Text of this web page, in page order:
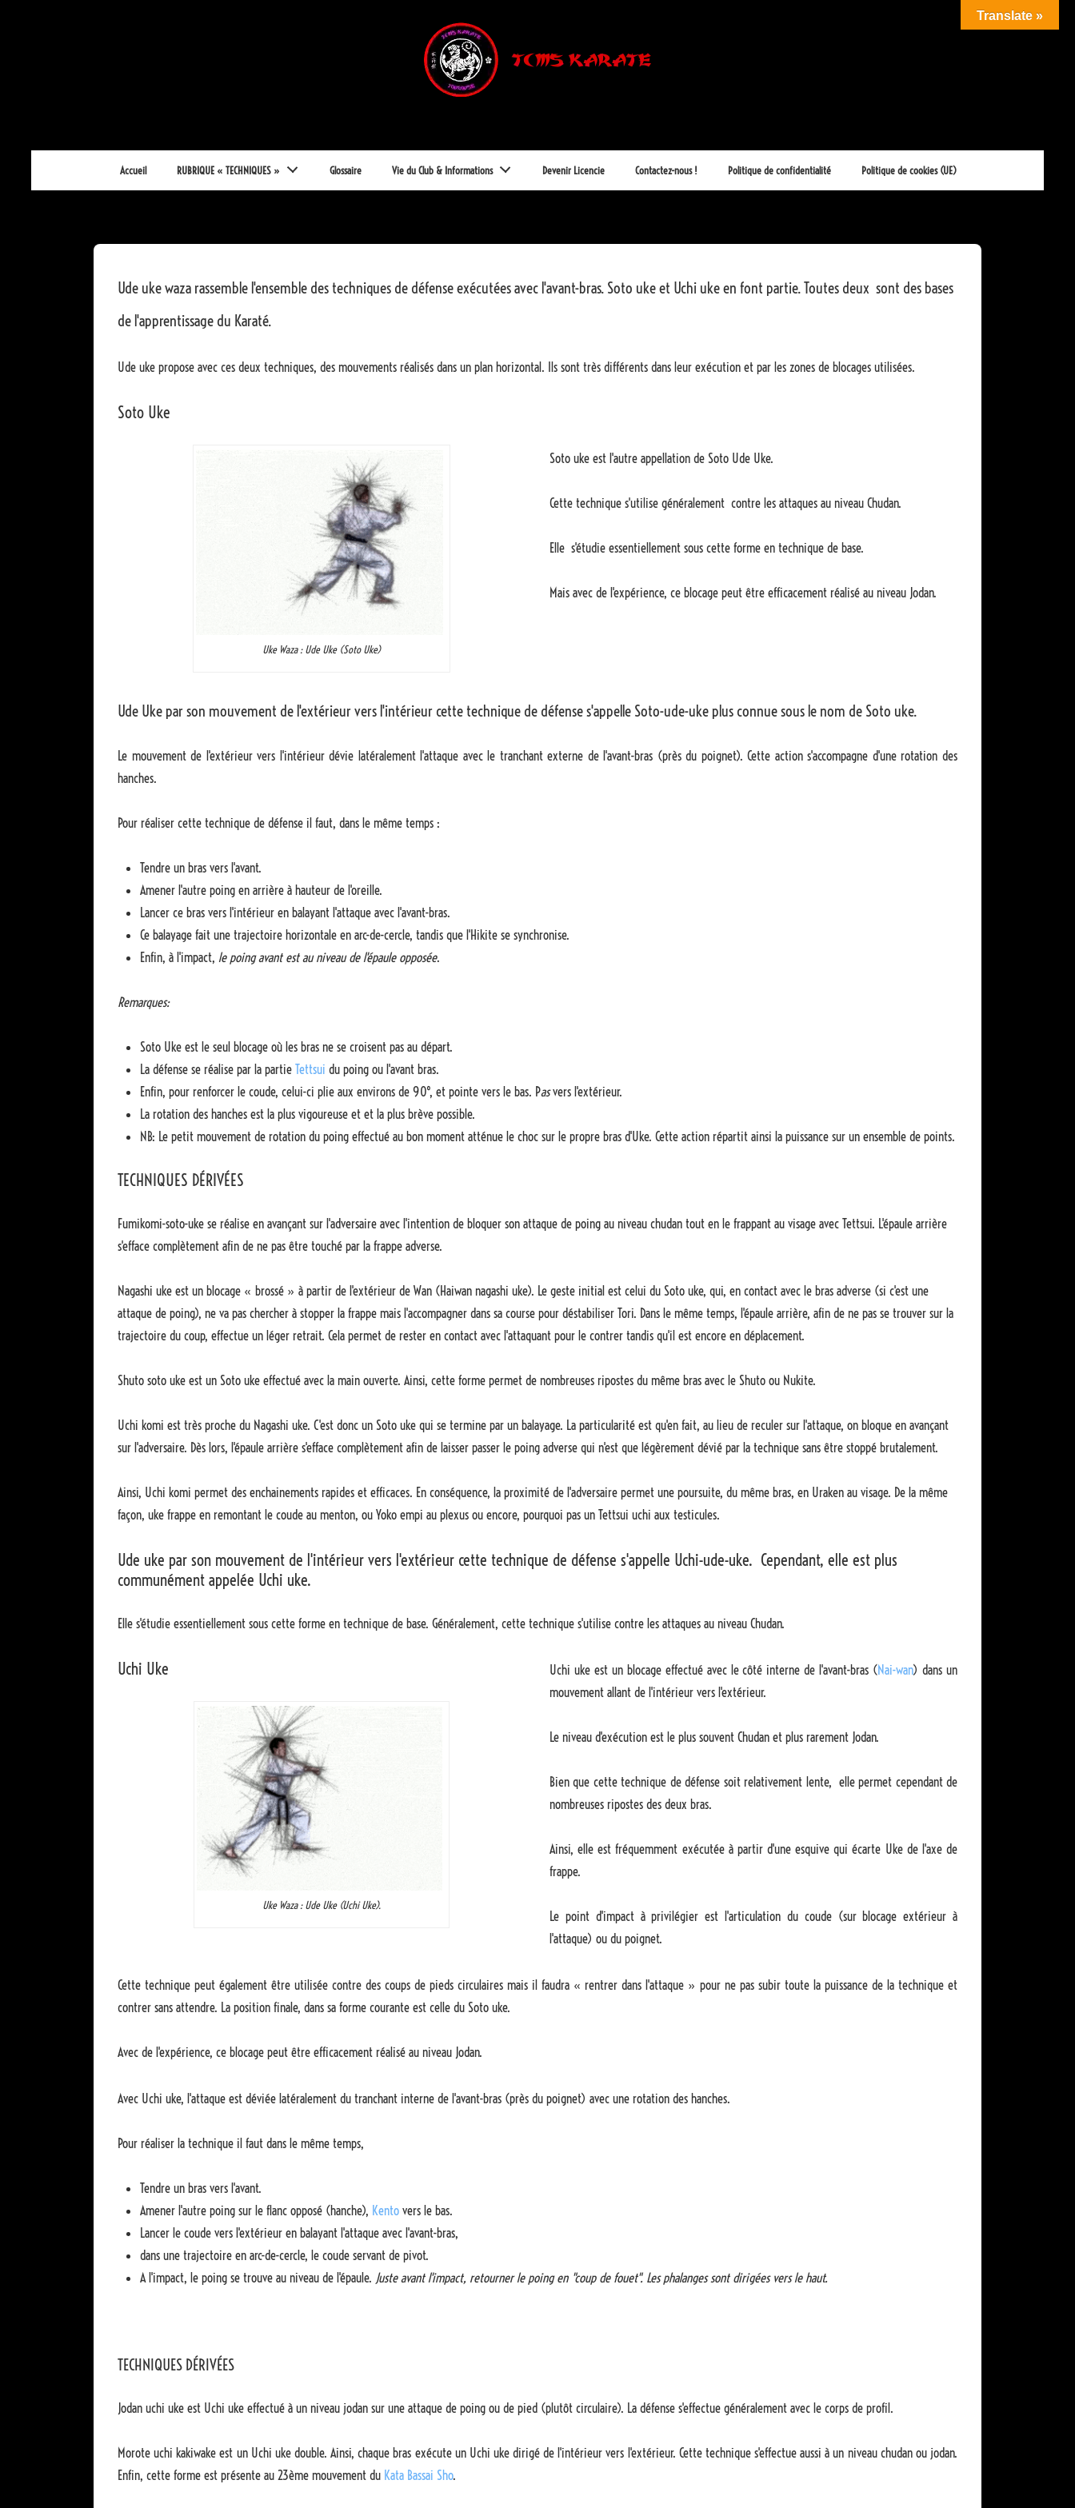
Main
Navigation
Accueil RUBRIQUE « TECHNIQUES » Glossaire Vie du Club & Informations Devenir Licencie Contactez-nous ! Politique de confidentialité Politique de cookies (UE)
Ude uke waza rassemble l'ensemble des techniques de défense exécutées avec l'avant-bras. Soto uke et Uchi uke en font partie. Toutes deux sont des bases
de l'apprentissage du Karaté.
Ude uke propose avec ces deux techniques, des mouvements réalisés dans un plan horizontal. Ils sont très différents dans leur exécution et par les zones de blocages utilisées.
Soto Uke
Uke Waza : Ude Uke (Soto Uke)
Soto uke est l'autre appellation de Soto Ude Uke.
Cette technique s'utilise généralement contre les attaques au niveau Chudan.
Elle s'étudie essentiellement sous cette forme en technique de base.
Mais avec de l'expérience, ce blocage peut être efficacement réalisé au niveau Jodan.
Ude Uke par son mouvement de l'extérieur vers l'intérieur cette technique de défense s'appelle Soto-ude-uke plus connue sous le nom de Soto uke.
Le mouvement de l'extérieur vers l'intérieur dévie latéralement l'attaque avec le tranchant externe de l'avant-bras (près du poignet). Cette action s'accompagne d'une rotation des
hanches.
Pour réaliser cette technique de défense il faut, dans le même temps :
Tendre un bras vers l'avant.
Amener l'autre poing en arrière à hauteur de l'oreille.
Lancer ce bras vers l'intérieur en balayant l'attaque avec l'avant-bras.
Ce balayage fait une trajectoire horizontale en arc-de-cercle, tandis que l'Hikite se synchronise.
Enfin, à l'impact, le poing avant est au niveau de l'épaule opposée.
Remarques:
Soto Uke est le seul blocage où les bras ne se croisent pas au départ.
La défense se réalise par la partie Tettsui du poing ou l'avant bras.
Enfin, pour renforcer le coude, celui-ci plie aux environs de 90°, et pointe vers le bas. Pasvers l'extérieur.
La rotation des hanches est la plus vigoureuse et et la plus brève possible.
NB: Le petit mouvement de rotation du poing effectué au bon moment atténue le choc sur le propre bras d'Uke. Cette action répartit ainsi la puissance sur un ensemble de points.
TECHNIQUES DÉRIVÉES
Fumikomi-soto-uke se réalise en avançant sur l'adversaire avec l'intention de bloquer son attaque de poing au niveau chudan tout en le frappant au visage avec Tettsui. L'épaule arrière
s'efface complètement afin de ne pas être touché par la frappe adverse.
Nagashi uke est un blocage « brossé » à partir de l'extérieur de Wan (Haiwan nagashi uke). Le geste initial est celui du Soto uke, qui, en contact avec le bras adverse (si c'est une
attaque de poing), ne va pas chercher à stopper la frappe mais l'accompagner dans sa course pour déstabiliser Tori. Dans le même temps, l'épaule arrière, afin de ne pas se trouver sur la
trajectoire du coup, effectue un léger retrait. Cela permet de rester en contact avec l'attaquant pour le contrer tandis qu'il est encore en déplacement.
Shuto soto uke est un Soto uke effectué avec la main ouverte. Ainsi, cette forme permet de nombreuses ripostes du même bras avec le Shuto ou Nukite.
Uchi komi est très proche du Nagashi uke. C'est donc un Soto uke qui se termine par un balayage. La particularité est qu'en fait, au lieu de reculer sur l'attaque, on bloque en avançant
sur l'adversaire. Dès lors, l'épaule arrière s'efface complètement afin de laisser passer le poing adverse qui n'est que légèrement dévié par la technique sans être stoppé brutalement.
Ainsi, Uchi komi permet des enchainements rapides et efficaces. En conséquence, la proximité de l'adversaire permet une poursuite, du même bras, en Uraken au visage. De la même
façon, uke frappe en remontant le coude au menton, ou Yoko empi au plexus ou encore, pourquoi pas un Tettsui uchi aux testicules.
Ude uke par son mouvement de l'intérieur vers l'extérieur cette technique de défense s'appelle Uchi-ude-uke. Cependant, elle est plus
communément appelée Uchi uke.
Elle s'étudie essentiellement sous cette forme en technique de base. Généralement, cette technique s'utilise contre les attaques au niveau Chudan.
Uchi Uke
Uke Waza : Ude Uke (Uchi Uke).
Uchi uke est un blocage effectué avec le côté interne de l'avant-bras (Nai-wan) dans un
mouvement allant de l'intérieur vers l'extérieur.
Le niveau d'exécution est le plus souvent Chudan et plus rarement Jodan.
Bien que cette technique de défense soit relativement lente, elle permet cependant de
nombreuses ripostes des deux bras.
Ainsi, elle est fréquemment exécutée à partir d'une esquive qui écarte Uke de l'axe de
frappe.
Le point d'impact à privilégier est l'articulation du coude (sur blocage extérieur à
l'attaque) ou du poignet.
Cette technique peut également être utilisée contre des coups de pieds circulaires mais il faudra « rentrer dans l'attaque » pour ne pas subir toute la puissance de la technique et
contrer sans attendre. La position finale, dans sa forme courante est celle du Soto uke.
Avec de l'expérience, ce blocage peut être efficacement réalisé au niveau Jodan.
Avec Uchi uke, l'attaque est déviée latéralement du tranchant interne de l'avant-bras (près du poignet) avec une rotation des hanches.
Pour réaliser la technique il faut dans le même temps,
Tendre un bras vers l'avant.
Amener l'autre poing sur le flanc opposé (hanche), Kento vers le bas.
Lancer le coude vers l'extérieur en balayant l'attaque avec l'avant-bras,
dans une trajectoire en arc-de-cercle, le coude servant de pivot.
A l'impact, le poing se trouve au niveau de l'épaule. Juste avant l'impact, retourner le poing en "coup de fouet". Les phalanges sont dirigées vers le haut.
TECHNIQUES DÉRIVÉES
Jodan uchi uke est Uchi uke effectué à un niveau jodan sur une attaque de poing ou de pied (plutôt circulaire). La défense s'effectue généralement avec le corps de profil.
Morote uchi kakiwake est un Uchi uke double. Ainsi, chaque bras exécute un Uchi uke dirigé de l'intérieur vers l'extérieur. Cette technique s'effectue aussi à un niveau chudan ou jodan.
Enfin, cette forme est présente au 23ème mouvement du Kata Bassai Sho.
Translate »